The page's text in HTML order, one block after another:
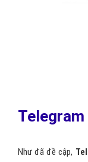
Như đã đề cập,